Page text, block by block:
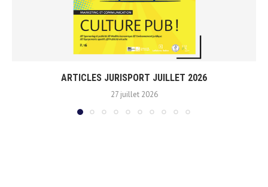
ARTICLES JURISPORT JUILLET 2026
27 juillet 2026